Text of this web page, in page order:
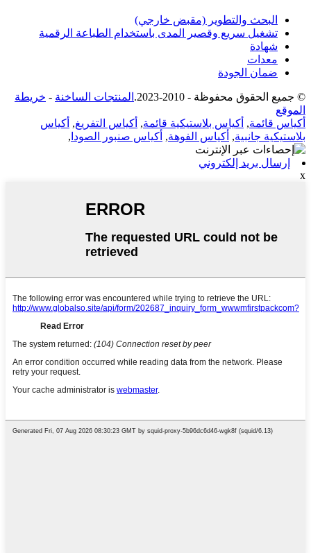
البحث والتطوير (مقبض خارجي)
تشغيل سريع وقصير المدى باستخدام الطباعة الرقمية
شهادة
معدات
ضمان الجودة
© جميع الحقوق محفوظة - 2010-2023. المنتجات الساخنة - خريطة
الموقع
أكياس قائمة, أكياس بلاستيكية قائمة, أكياس التفريغ, أكياس
بلاستيكية جانبية, أكياس الفوهة, أكياس صنبور الصودا ,
إرسال بريد إلكتروني
x